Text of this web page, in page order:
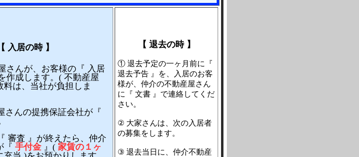
【 入居の時 】
さんが、お客様の『 入居
作成します。( 不動産屋
料は、当社が負担しま
さんの提携保証会社が『
審査 』が終えたら、仲介
『 手付金 』( 家賃の１ヶ
【 退去の時 】
① 退去予定の一ヶ月前に『
退去予告 』を、入居のお客
様が、仲介の不動産屋さん
に『 文書 』で連絡してくだ
さい。
② 大家さんは、次の入居者
の募集をします。
③ 退去当日に、仲介不動産